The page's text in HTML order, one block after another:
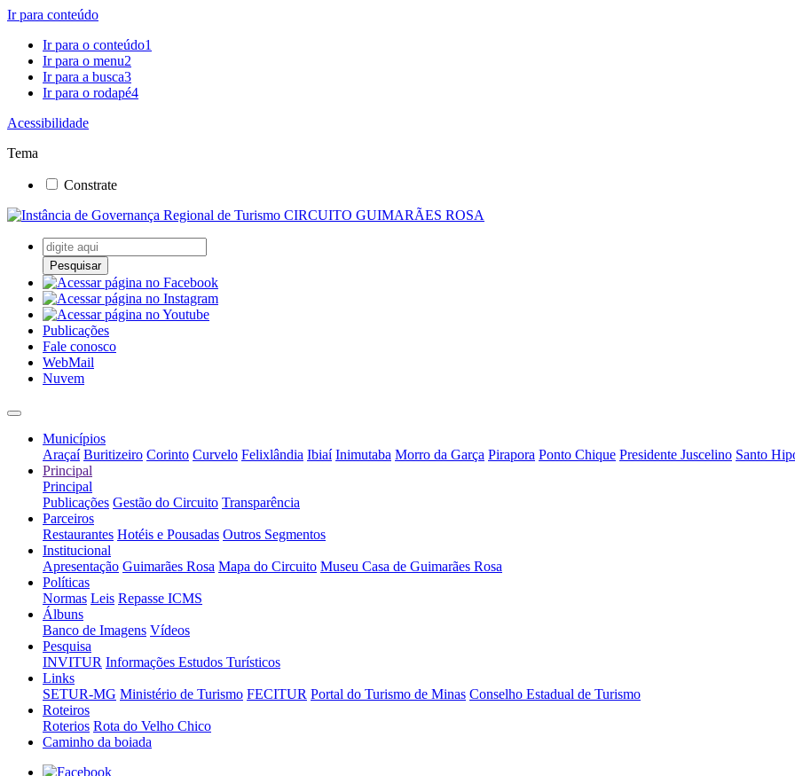
Ir para conteúdo
Ir para o conteúdo1
Ir para o menu2
Ir para a busca3
Ir para o rodapé4
Acessibilidade
Tema
Constrate
Pesquisar
Publicações
Fale conosco
WebMail
Nuvem
Municípios
Araçaí Buritizeiro Corinto Curvelo Felixlândia Ibiaí Inimutaba Morro da Garça Pirapora Ponto Chique Presidente Juscelino Santo
Principal
Principal
Publicações Gestão do Circuito Transparência
Parceiros
Restaurantes Hotéis e Pousadas Outros Segmentos
Institucional
Apresentação Guimarães Rosa Mapa do Circuito Museu Casa de Guimarães Rosa
Políticas
Normas Leis Repasse ICMS
Álbuns
Banco de Imagens Vídeos
Pesquisa
INVITUR Informações Estudos Turísticos
Links
SETUR-MG Ministério de Turismo FECITUR Portal do Turismo de Minas Conselho Estadual de Turismo
Roteiros
Roterios Rota do Velho Chico
Caminho da boiada